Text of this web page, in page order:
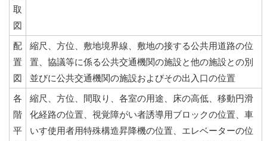
取
図
配
置
図
縮尺、方位、敷地境界線、敷地の接する公共用道路の位
置、協議等に係る公共交通機関の施設と他の施設との別
並びに公共交通機関の施設およびその出入口の位置
各
階
平
縮尺、方位、間取り、各室の用途、床の高低、移動円滑
化経路の位置、視覚障がい者誘導用ブロックの位置、車
いす使用者用特殊構造昇降機の位置、エレベーターの位